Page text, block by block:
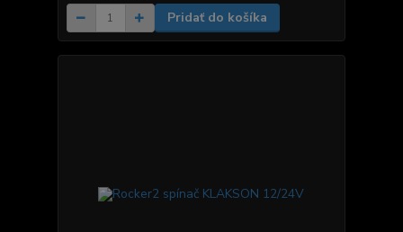
Pridať do košíka